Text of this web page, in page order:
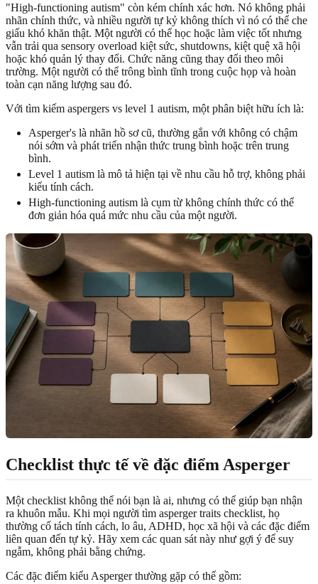
"High-functioning autism" còn kém chính xác hơn. Nó không phải
nhãn chính thức, và nhiều người tự kỷ không thích vì nó có thể che
giấu khó khăn thật. Một người có thể học hoặc làm việc tốt nhưng
vẫn trải qua sensory overload kiệt sức, shutdowns, kiệt quệ xã hội
hoặc khó quản lý thay đổi. Chức năng cũng thay đổi theo môi
trường. Một người có thể trông bình tĩnh trong cuộc họp và hoàn
toàn cạn năng lượng sau đó.
Với tìm kiếm aspergers vs level 1 autism, một phân biệt hữu ích là:
Asperger's là nhãn hồ sơ cũ, thường gắn với không có chậm
nói sớm và phát triển nhận thức trung bình hoặc trên trung
bình.
Level 1 autism là mô tả hiện tại về nhu cầu hỗ trợ, không phải
kiểu tính cách.
High-functioning autism là cụm từ không chính thức có thể
đơn giản hóa quá mức nhu cầu của một người.
Checklist thực tế về đặc điểm Asperger
Một checklist không thể nói bạn là ai, nhưng có thể giúp bạn nhận
ra khuôn mẫu. Khi mọi người tìm asperger traits checklist, họ
thường cố tách tính cách, lo âu, ADHD, học xã hội và các đặc điểm
liên quan đến tự kỷ. Hãy xem các quan sát này như gợi ý để suy
ngẫm, không phải bằng chứng.
Các đặc điểm kiểu Asperger thường gặp có thể gồm: